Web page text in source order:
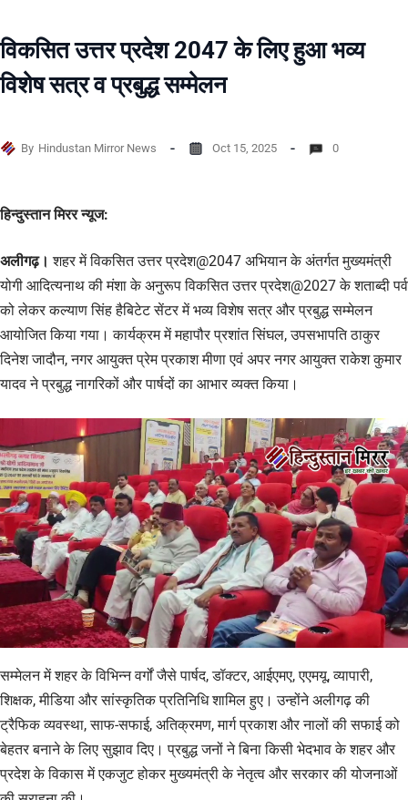
विकसित उत्तर प्रदेश 2047 के लिए हुआ भव्य
विशेष सत्र व प्रबुद्ध सम्मेलन
By Hindustan Mirror News Oct 15, 2025 0
हिन्दुस्तान मिरर न्यूज:
अलीगढ़। शहर में विकसित उत्तर प्रदेश@2047 अभियान के अंतर्गत मुख्यमंत्री
योगी आदित्यनाथ की मंशा के अनुरूप विकसित उत्तर प्रदेश@2027 के शताब्दी पर्व
को लेकर कल्याण सिंह हैबिटेट सेंटर में भव्य विशेष सत्र और प्रबुद्ध सम्मेलन
आयोजित किया गया। कार्यक्रम में महापौर प्रशांत सिंघल, उपसभापति ठाकुर
दिनेश जादौन, नगर आयुक्त प्रेम प्रकाश मीणा एवं अपर नगर आयुक्त राकेश कुमार
यादव ने प्रबुद्ध नागरिकों और पार्षदों का आभार व्यक्त किया।
सम्मेलन में शहर के विभिन्न वर्गों जैसे पार्षद, डॉक्टर, आईएमए, एएमयू, व्यापारी,
शिक्षक, मीडिया और सांस्कृतिक प्रतिनिधि शामिल हुए। उन्होंने अलीगढ़ की
ट्रैफिक व्यवस्था, साफ-सफाई, अतिक्रमण, मार्ग प्रकाश और नालों की सफाई को
बेहतर बनाने के लिए सुझाव दिए। प्रबुद्ध जनों ने बिना किसी भेदभाव के शहर और
प्रदेश के विकास में एकजुट होकर मुख्यमंत्री के नेतृत्व और सरकार की योजनाओं